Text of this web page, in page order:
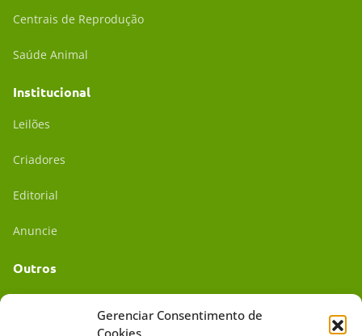
Gerenciar Consentimento de
Cookies
Centrais de Reprodução
Saúde Animal
Institucional
Leilões
Criadores
Editorial
Anuncie
Outros